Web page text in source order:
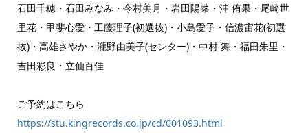
石田千穂・石田みなみ・今村美月・岩田陽菜・沖 侑果・尾崎世
里花・甲斐心愛・工藤理子(初選抜)・小島愛子・信濃宙花(初選
抜)・高雄さやか・瀧野由美子(センター)・中村 舞・福田朱里・
吉田彩良・立仙百佳
ご予約はこちら
https://stu.kingrecords.co.jp/cd/001093.html